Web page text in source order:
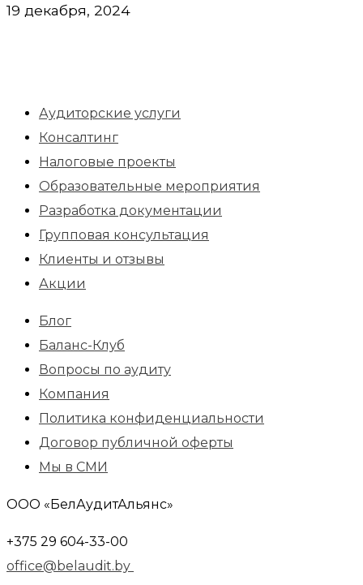
19 декабря, 2024
Аудиторские услуги
Консалтинг
Налоговые проекты
Образовательные мероприятия
Разработка документации
Групповая консультация
Клиенты и отзывы
Акции
Блог
Баланс-Клуб
Вопросы по аудиту
Компания
Политика конфиденциальности
Договор публичной оферты
Мы в СМИ
ООО «БелАудитАльянс»
+375 29 604-33-00
office@belaudit.by